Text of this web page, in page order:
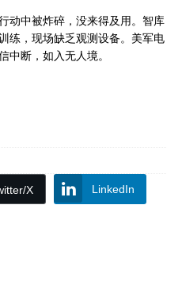
动中被炸碎，没来得及用。智库
练，现场缺乏观测设备。美军电
中断，如入无人境。
X LinkedIn